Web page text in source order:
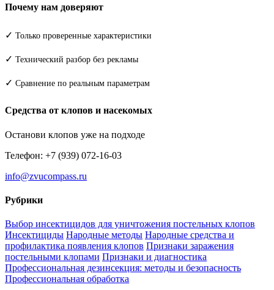
Почему нам доверяют
✓ Только проверенные характеристики
✓ Технический разбор без рекламы
✓ Сравнение по реальным параметрам
Средства от клопов и насекомых
Останови клопов уже на подходе
Телефон: +7 (939) 072-16-03
info@zvucompass.ru
Рубрики
Выбор инсектицидов для уничтожения постельных клопов
Инсектициды Народные методы Народные средства и
профилактика появления клопов Признаки заражения
постельными клопами Признаки и диагностика
Профессиональная дезинсекция: методы и безопасность
Профессиональная обработка